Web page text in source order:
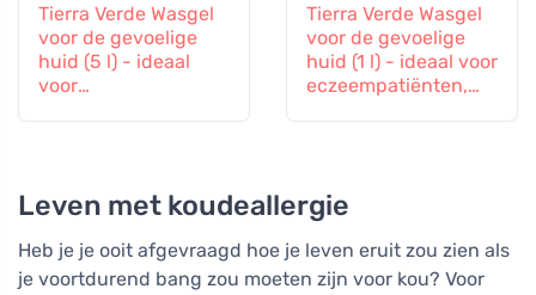
Tierra Verde Wasgel
voor de gevoelige
huid (5 l) - ideaal
voor
Tierra Verde Wasgel
voor de gevoelige
huid (1 l) - ideaal voor
eczeempatiënten,
Leven met koudeallergie
Heb je je ooit afgevraagd hoe je leven eruit zou zien als
je voortdurend bang zou moeten zijn voor kou? Voor